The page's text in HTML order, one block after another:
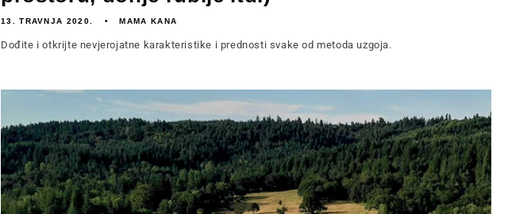
13. TRAVNJA 2020. MAMA KANA
Dođite i otkrijte nevjerojatne karakteristike i prednosti svake od metoda uzgoja.